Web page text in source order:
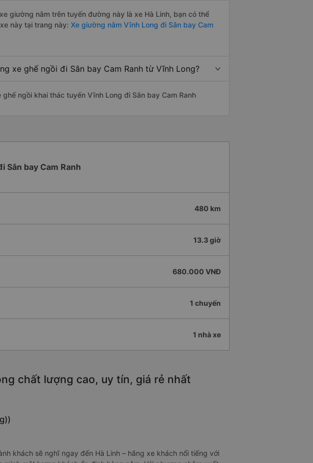
giường nằm trên tuyến đường này là xe Hà Linh, bạn có thể
này tại trang này: Xe giường nằm Vĩnh Long đi Sân bay Cam
xe ghế ngồi đi Sân bay Cam Ranh từ Vĩnh Long?
ngồi khai thác tuyến Vĩnh Long đi Sân bay Cam Ranh
bay Cam Ranh
480 km
13.3 giờ
680.000 VNĐ
1 chuyến
1 nhà xe
chất lượng cao, uy tín, giá rẻ nhất
khách sẽ nghĩ ngay đến Hà Linh – hãng xe khách nổi tiếng với